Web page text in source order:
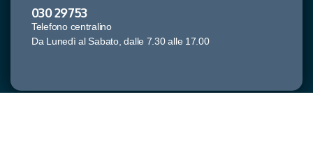
030 29753
Telefono centralino
Da Lunedì al Sabato, dalle 7.30 alle 17.00